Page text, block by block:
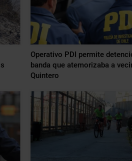
Operativo PDI permite
banda que atemorizaba a
Quintero